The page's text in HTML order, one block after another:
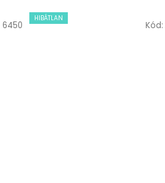
6450
HIBÁTLAN
Kód: